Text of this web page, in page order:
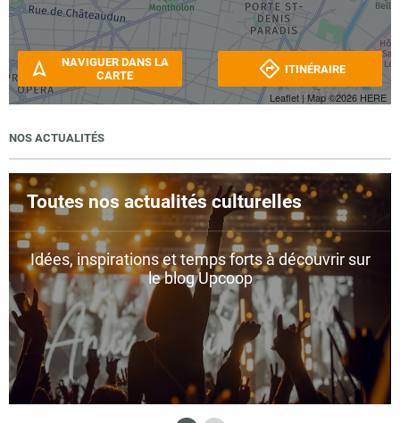
Leaflet | Map ©2026 HERE
NAVIGUER DANS LA
CARTE
ITINÉRAIRE
NOS ACTUALITÉS
Toutes nos actualités culturelles
Idées, inspirations et temps forts à découvrir sur
le blog Upcoop